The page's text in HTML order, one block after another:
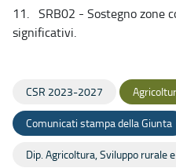
11. SRB02 - Sostegno zone
significativi.
CSR 2023-2027
Comunicati stampa della Giunta
Dip. Agricoltura, Sviluppo rurale